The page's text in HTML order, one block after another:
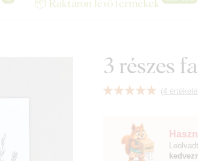
📦 Raktáron lévő termékek
3 részes
(4